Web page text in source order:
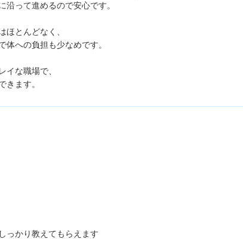
沿って進めるので安心です。
ほとんどなく、
体への負担も少なめです。
イな職場で、
きます。
っかり教えてもらえます